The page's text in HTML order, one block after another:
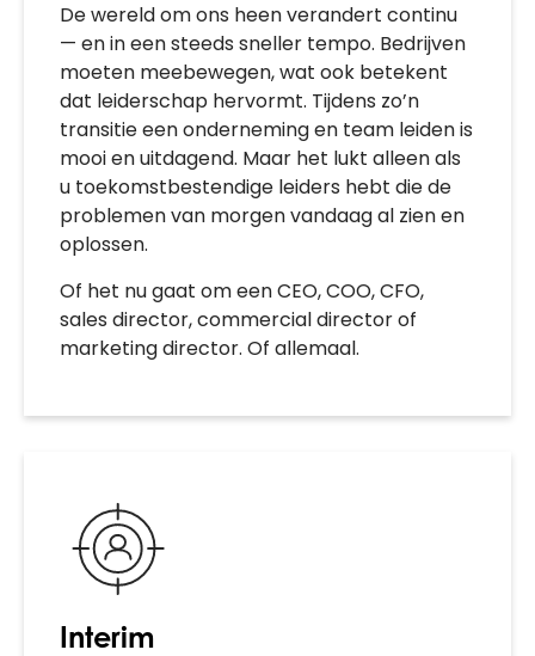
De wereld om ons heen verandert continu
— en in een steeds sneller tempo. Bedrijven
moeten meebewegen, wat ook betekent
dat leiderschap hervormt. Tijdens zo’n
transitie een onderneming en team leiden is
mooi en uitdagend. Maar het lukt alleen als
u toekomstbestendige leiders hebt die de
problemen van morgen vandaag al zien en
oplossen.
Of het nu gaat om een CEO, COO, CFO,
sales director, commercial director of
marketing director. Of allemaal.
Interim